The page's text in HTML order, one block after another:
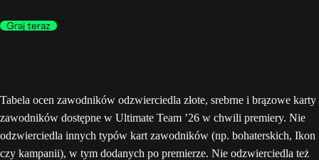
Graj teraz
Tabela ocen zawodników odzwierciedla złote, srebrne i brązowe karty
zawodników dostępne w Ultimate Team ’26 w chwili premiery. Nie
odzwierciedla innych typów kart zawodników (np. bohaterskich, Ikon
czy kampanii), w tym dodanych po premierze. Nie odzwierciedla też